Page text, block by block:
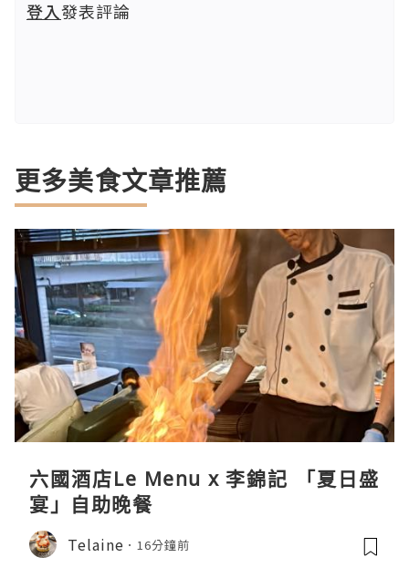
登入發表評論
更多美食文章推薦
六國酒店Le Menu x 李錦記 「夏日盛
宴」自助晚餐
Telaine 16分鐘前